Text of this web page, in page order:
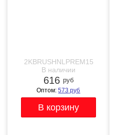
2KBRUSHNLPREM15
В наличии
616 руб
Оптом:573 руб